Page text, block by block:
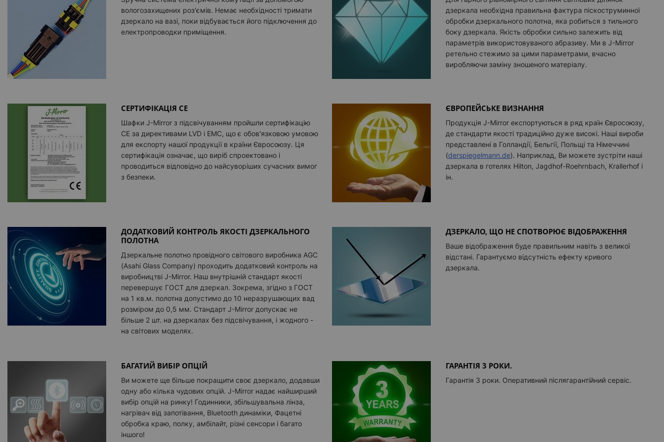
вологозахищених роз'ємів. Немає необхідності тримати
дзеркало на вазі, поки відбувається його підключення до
електропроводки приміщення.
дзеркала необхідна правильна фактура піскоструминної
обробки дзеркального полотна, яка робиться з тильного
боку дзеркала. Якість обробки сильно залежить від
параметрів використовуваного абразиву. Ми в J-Mirror
ретельно стежимо за цими параметрами, вчасно
виробляючи заміну зношеного матеріалу.
СЕРТИФІКАЦІЯ CE
Шафки J-Mirror з підсвічуванням пройшли сертифікацію
CE за директивами LVD і EMC, що є обов'язковою умовою
для експорту нашої продукції в країни Євросоюзу. Ця
сертифікація означає, що виріб спроектовано і
проводиться відповідно до найсуворіших сучасних вимог
з безпеки.
ЄВРОПЕЙСЬКЕ ВИЗНАННЯ
Продукція J-Mirror експортуються в ряд країн Євросоюзу,
де стандарти якості традиційно дуже високі. Наші вироби
представлені в Голландії, Бельгії, Польщі та Німеччині
(derspiegelmann.de). Наприклад, Ви можете зустріти наші
дзеркала в готелях Hilton, Jagdhof-Roehrnbach, Krallerhof і
ін.
ДОДАТКОВИЙ КОНТРОЛЬ ЯКОСТІ ДЗЕРКАЛЬНОГО
ПОЛОТНА
Дзеркальне полотно провідного світового виробника AGC
(Asahi Glass Company) проходить додатковий контроль на
виробництві J-Mirror. Наш внутрішній стандарт якості
перевершує ГОСТ для дзеркал. Зокрема, згідно з ГОСТ
на 1 кв.м. полотна допустимо до 10 неразрушающих вад
розміром до 0,5 мм. Стандарт J-Mirror допускає не
більше 2 шт. на дзеркалах без підсвічування, і жодного -
на світових моделях.
ДЗЕРКАЛО, ЩО НЕ СПОТВОРЮЄ ВІДОБРАЖЕННЯ
Ваше відображення буде правильним навіть з великої
відстані. Гарантуємо відсутність ефекту кривого
дзеркала.
БАГАТИЙ ВИБІР ОПЦІЙ
Ви можете ще більше покращити своє дзеркало, додавши
одну або кілька чудових опцій. J-Mirror надає найширший
вибір опцій на ринку! Годинники, збільшувальна лінза,
нагрівач від запотівання, Bluetooth динаміки, Фацетні
обробка краю, полку, амбілайт, різні сенсори і багато
іншого!
ГАРАНТІЯ 3 РОКИ.
Гарантія 3 роки. Оперативний післягарантійний сервіс.